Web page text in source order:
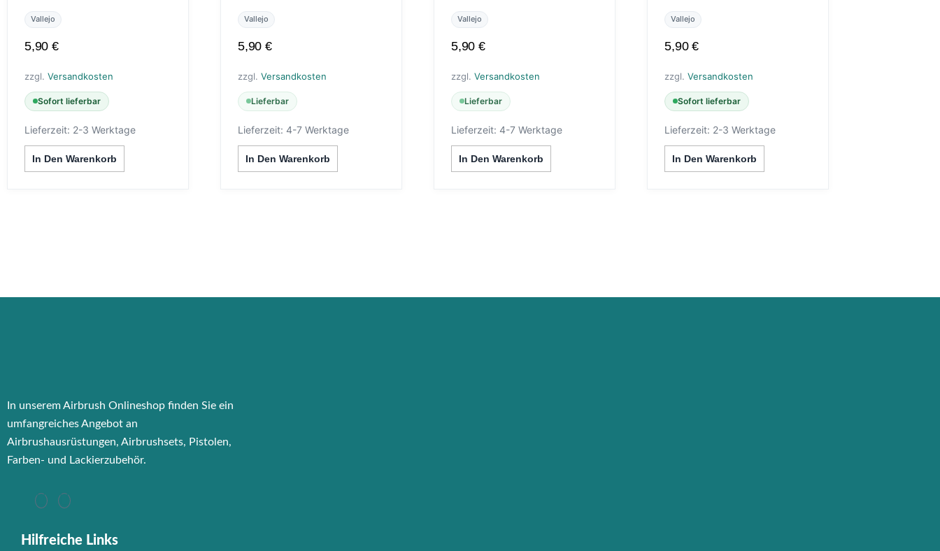
Vallejo
5,90€
zzgl. Versandkosten
Sofort lieferbar
Lieferzeit: 2-3 Werktage
In Den Warenkorb
Vallejo
5,90€
zzgl.Versandkosten
Lieferbar
Lieferzeit:4-7 Werktage
In Den Warenkorb
Vallejo
5,90€
zzgl.Versandkosten
Lieferbar
Lieferzeit:4-7 Werktage
In Den Warenkorb
Vallejo
5,90€
zzgl.Versandkosten
Sofort lieferbar
Lieferzeit: 2-3 Werktage
In Den Warenkorb
In unserem Airbrush Onlineshop finden Sie ein
umfangreiches Angebot an
Airbrushausrüstungen, Airbrushsets, Pistolen,
Farben- und Lackierzubehör.
Hilfreiche Links